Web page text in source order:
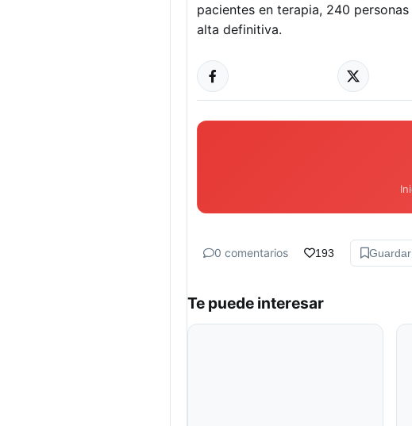
pacientes en terapia, 240
alta definitiva.
0 comentarios 193 Guardar
Te puede interesar